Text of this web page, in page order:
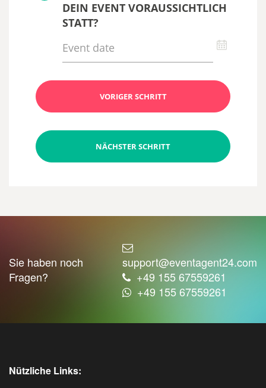
DEIN EVENT VORAUSSICHTLICH
STATT?
VORIGER SCHRITT
NÄCHSTER SCHRITT
Sie haben noch
Fragen?
support@eventagent24.com
+49 155 67559261
+49 155 67559261
Nützliche Links: